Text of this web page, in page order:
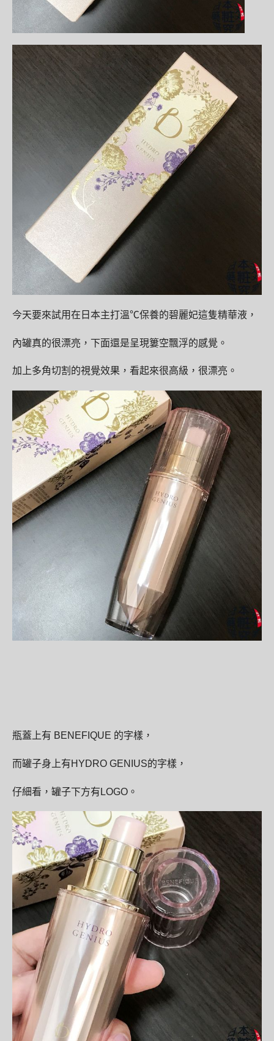
今天要來試用在日本主打溫℃保養的碧麗妃這隻精華液，
內罐真的很漂亮，下面還是呈現簍空飄浮的感覺。
加上多角切割的視覺效果，看起來很高級，很漂亮。
瓶蓋上有 BENEFIQUE 的字樣，
而罐子身上有HYDRO GENIUS的字樣，
仔細看，罐子下方有 LOGO 。